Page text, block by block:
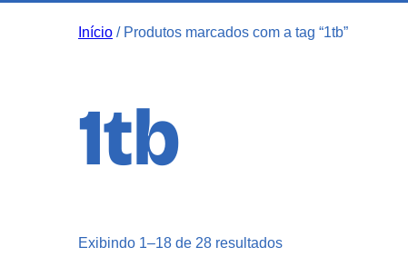
Início / Produtos marcados com a tag “1tb”
1tb
Exibindo 1–18 de 28 resultados